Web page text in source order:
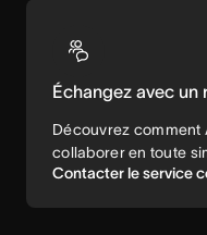
Échangez avec
Découvrez comment
collaborer en toute
Contacter le service